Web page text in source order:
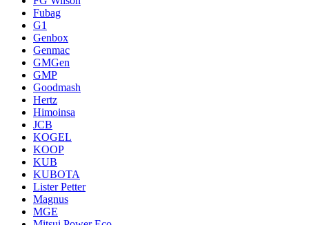
Fubag
G1
Genbox
Genmac
GMGen
GMP
Goodmash
Hertz
Himoinsa
JCB
KOGEL
KOOP
KUB
KUBOTA
Lister Petter
Magnus
MGE